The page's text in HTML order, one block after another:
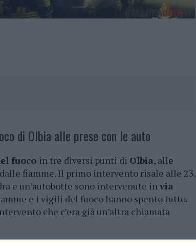
di Olbia alle prese con le auto
fuoco in tre diversi punti di Olbia, alle
fiamme. Il primo intervento risale alle 23.
e un’autobotte sono intervenute invia
e i vigili del fuoco hanno spento tutto.
che c’era già un’altra chiamata